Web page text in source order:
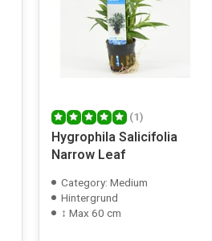
(1)
Hygrophila Salicifolia
Narrow Leaf
Category: Medium
Hintergrund
↕ Max 60 cm